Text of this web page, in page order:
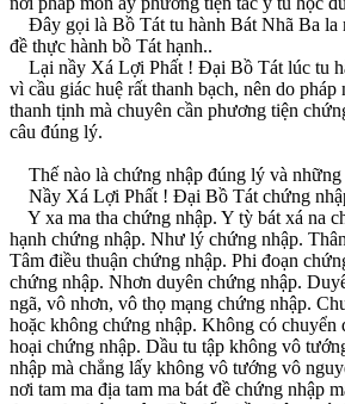
Ðây gọi là Bồ Tát tu hành Bát Nhã Ba la
đề thực hành bồ Tát hạnh..
Lại nầy Xá Lợi Phất ! Ðại Bồ Tát lúc tu
vì cầu giác huệ rất thanh bạch, nên do
thanh tịnh mà chuyên cần phương tiện
câu đúng lý.
Thế nào là chứng nhập đúng lý và
Nầy Xá Lợi Phất ! Ðại Bồ Tát chứng
Y xa ma tha chứng nhập. Y tỳ bát xá na
hạnh chứng nhập. Như lý chứng nhập.
Tâm điều thuận chứng nhập. Phi đoạn
chứng nhập. Nhơn duyên chứng nhập.
ngã, vô nhơn, vô thọ mạng chứng nhập.
hoặc không chứng nhập. Không có chuyển
hoại chứng nhập. Dầu tu tập không vô
nhập mà chẳng lấy không vô tướng vô
nơi tam ma địa tam ma bát đề chứng nhập